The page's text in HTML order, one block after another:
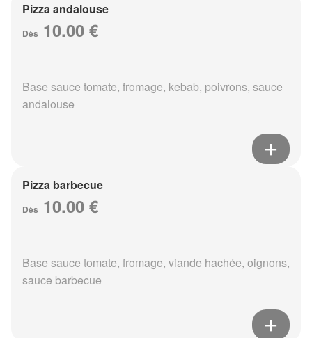
Pizza andalouse
Dès 10.00 €
Base sauce tomate, fromage, kebab, poivrons, sauce
andalouse
Pizza barbecue
Dès 10.00 €
Base sauce tomate, fromage, viande hachée, oignons,
sauce barbecue